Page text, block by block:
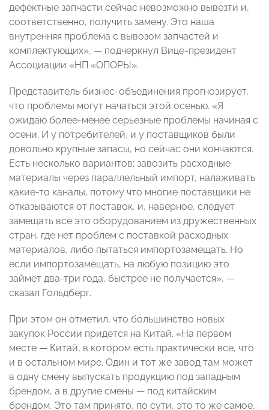
дефектные запчасти сейчас невозможно вывезти и,
соответственно, получить замену. Это наша
внутренняя проблема с вывозом запчастей и
комплектующих», — подчеркнул Вице-президент
Ассоциации «НП «ОПОРЫ».
Представитель бизнес-объединения прогнозирует,
что проблемы могут начаться этой осенью. «Я
ожидаю более-менее серьезные проблемы начиная с
осени. И у потребителей, и у поставщиков были
довольно крупные запасы, но сейчас они кончаются.
Есть несколько вариантов: завозить расходные
материалы через параллельный импорт, налаживать
какие-то каналы, потому что многие поставщики не
отказываются от поставок, и, наверное, следует
замещать все это оборудованием из дружественных
стран, где нет проблем с поставкой расходных
материалов, либо пытаться импортозамещать. Но
если импортозамещать, на любую позицию это
займет два-три года, быстрее не получается», —
сказал Гольдберг.
При этом он отметил, что большинство новых
закупок России придется на Китай. «На первом
месте — Китай, в котором есть практически все, что
и в остальном мире. Один и тот же завод там может
в одну смену выпускать продукцию под западным
брендом, а в другие смены — под китайским
брендом. Это там принято, по сути, это то же самое.